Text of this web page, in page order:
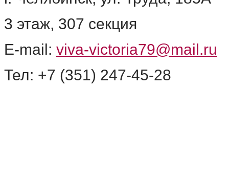
3 этаж, 307 секция
E-mail: viva-victoria79@mail.ru
Тел: +7 (351) 247-45-28